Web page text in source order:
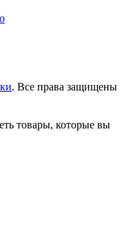
. Все права защищены
товары, которые вы